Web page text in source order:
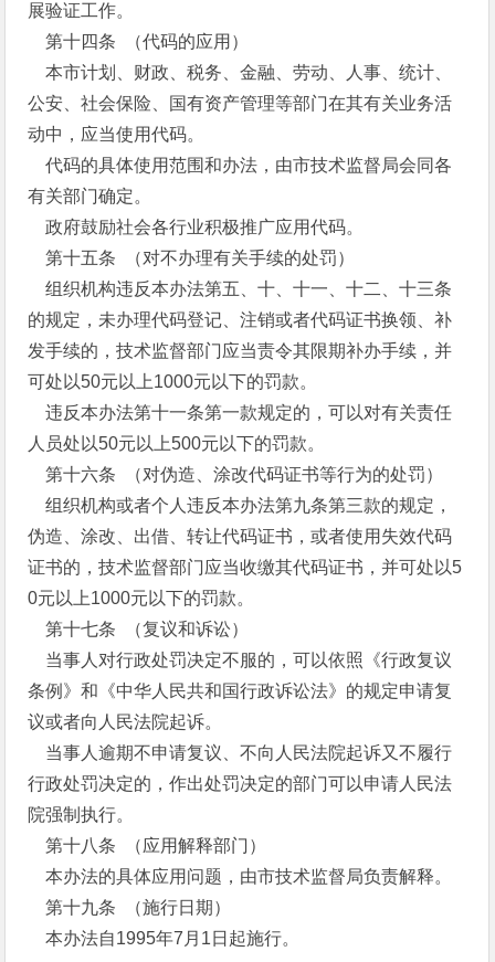
展验证工作。
第十四条 （代码的应用）
本市计划、财政、税务、金融、劳动、人事、统计、
公安、社会保险、国有资产管理等部门在其有关业务活
动中，应当使用代码。
代码的具体使用范围和办法，由市技术监督局会同各
有关部门确定。
政府鼓励社会各行业积极推广应用代码。
第十五条 （对不办理有关手续的处罚）
组织机构违反本办法第五、十、十一、十二、十三条
的规定，未办理代码登记、注销或者代码证书换领、补
发手续的，技术监督部门应当责令其限期补办手续，并
可处以50元以上1000元以下的罚款。
违反本办法第十一条第一款规定的，可以对有关责任
人员处以50元以上500元以下的罚款。
第十六条 （对伪造、涂改代码证书等行为的处罚）
组织机构或者个人违反本办法第九条第三款的规定，
伪造、涂改、出借、转让代码证书，或者使用失效代码
证书的，技术监督部门应当收缴其代码证书，并可处以5
0元以上1000元以下的罚款。
第十七条 （复议和诉讼）
当事人对行政处罚决定不服的，可以依照《行政复议
条例》和《中华人民共和国行政诉讼法》的规定申请复
议或者向人民法院起诉。
当事人逾期不申请复议、不向人民法院起诉又不履行
行政处罚决定的，作出处罚决定的部门可以申请人民法
院强制执行。
第十八条 （应用解释部门）
本办法的具体应用问题，由市技术监督局负责解释。
第十九条 （施行日期）
本办法自1995年7月1日起施行。